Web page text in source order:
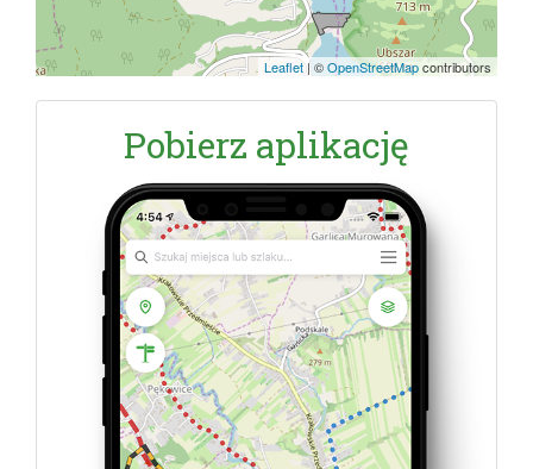
Leaflet |©OpenStreetMapcontributors
Pobierz aplikację